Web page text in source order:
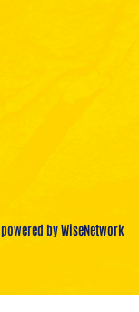
powered byWiseNetwork